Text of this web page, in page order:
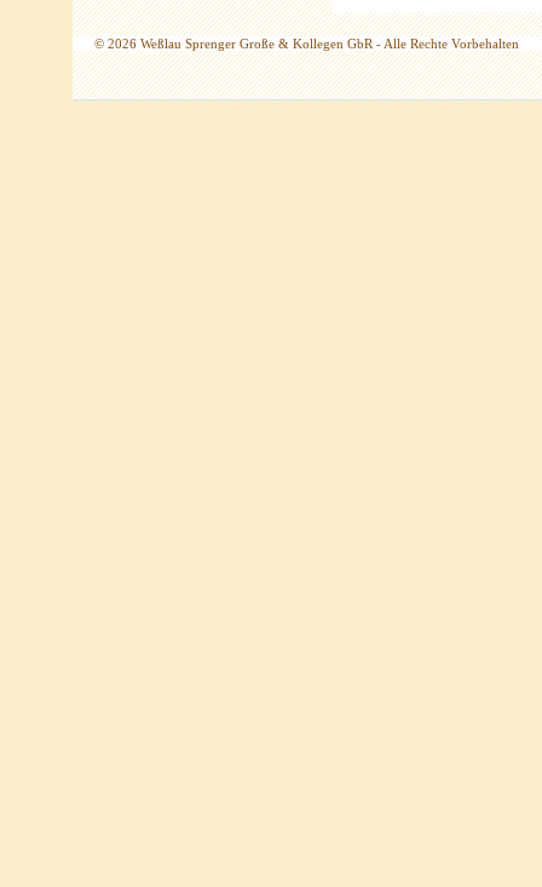
© 2026 Weßlau Sprenger Große & Kollegen GbR - Alle Rechte Vorbehalten